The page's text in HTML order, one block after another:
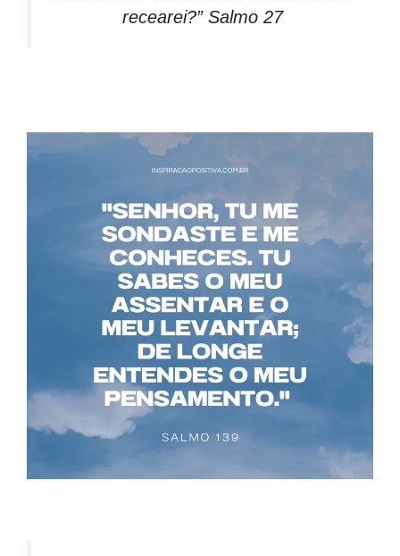
recearei?” Salmo 27